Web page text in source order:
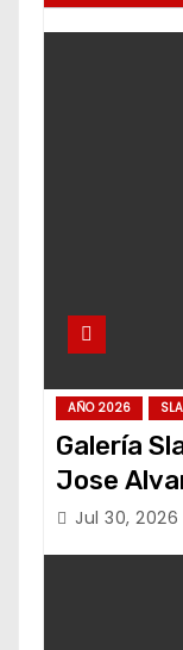
AÑO 2026
Galería
Jose
Jul 30, 2026